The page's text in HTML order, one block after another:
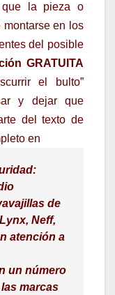
la pieza o
montarse en los
del posible
GRATUITA
el bulto”
y dejar que
del texto de
en
de
Neff,
atención a
un número
marcas